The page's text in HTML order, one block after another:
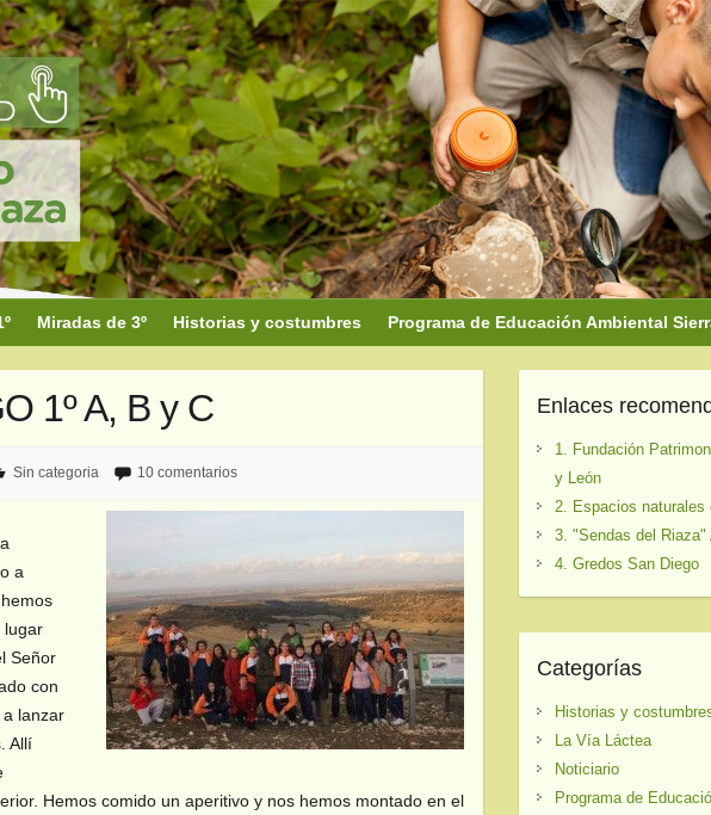
Miradas de 3º Historias y costumbres Programa de Educación Ambiental
1º A, B y C
Sin categoria 10 comentarios
a
lugar
Señor
con
lanzar
Allí
Hemos comido un aperitivo y nos hemos montado en el
Enlaces
1. Fundación
y León
2. Espacios naturales
3. "Sendas del Riaza"
4. Gredos San Diego
Categorías
Historias y
La Vía Láctea
Noticiario
Programa de